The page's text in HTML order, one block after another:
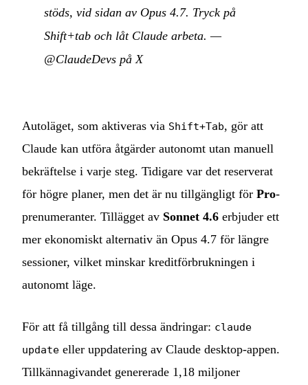
stöds, vid sidan av Opus 4.7. Tryck på
Shift+tab och låt Claude arbeta. —
@ClaudeDevs på X
Autoläget, som aktiveras via Shift+Tab, gör att
Claude kan utföra åtgärder autonomt utan manuell
bekräftelse i varje steg. Tidigare var det reserverat
för högre planer, men det är nu tillgängligt för Pro-
prenumeranter. Tillägget av Sonnet 4.6 erbjuder ett
mer ekonomiskt alternativ än Opus 4.7 för längre
sessioner, vilket minskar kreditförbrukningen i
autonomt läge.
För att få tillgång till dessa ändringar: claude
update eller uppdatering av Claude desktop-appen.
Tillkännagivandet genererade 1,18 miljoner